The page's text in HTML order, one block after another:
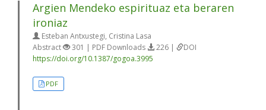
Argien Mendeko espirituaz eta beraren
ironiaz
Esteban Antxustegi, Cristina Lasa
Abstract
301 | PDF Downloads 226 |
DOI
https://doi.org/10.1387/gogoa.3995
PDF